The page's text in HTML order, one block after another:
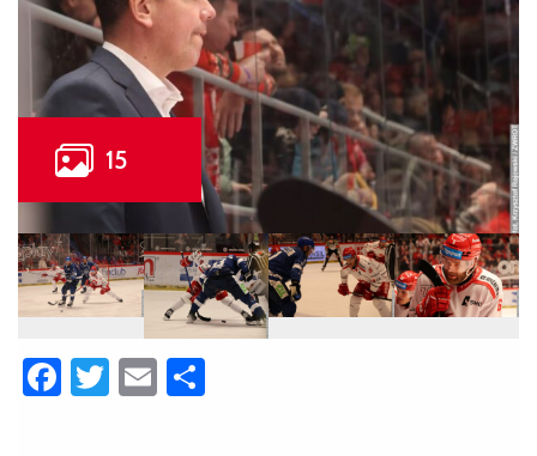
Facebook
Twitter
Email